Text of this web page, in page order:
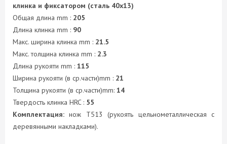
клинка и фиксатором (сталь 40х13)
Общая длина mm : 205
Длина клинка mm : 90
Макс. ширина клинка mm : 21.5
Макс. толщина клинка mm : 2.3
Длина рукояти mm : 115
Ширина рукояти (в ср.части)mm : 21
Толщина рукояти (в ср.части)mm: 14
Твердость клинка HRC : 55
Комплектация: нож T513 (рукоять цельнометаллическая с
деревянными накладками).